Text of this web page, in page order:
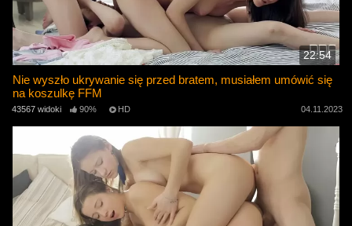
22:54
Nie wyszło ukrywanie się przed bratem, musiałem umówić się
na koszulkę FFM
43567 widoki 90% HD 04.11.2023